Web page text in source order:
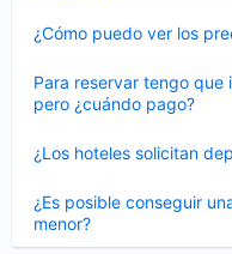
¿Cómo puedo ver los
cerrado
Para reservar tengo
pero ¿cuándo pago?
cerrado
¿Los hoteles solicitan
cerrado
¿Es posible conseguir
menor?
cerrado